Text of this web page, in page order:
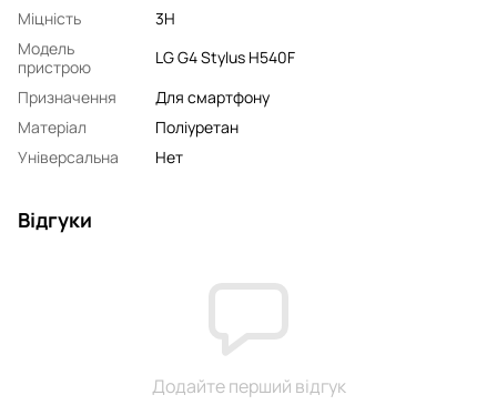
Міцність
3H
Модель
пристрою
LG G4 Stylus H540F
Призначення
Для смартфону
Матеріал
Поліуретан
Універсальна
Нет
Відгуки
Додайте перший відгук